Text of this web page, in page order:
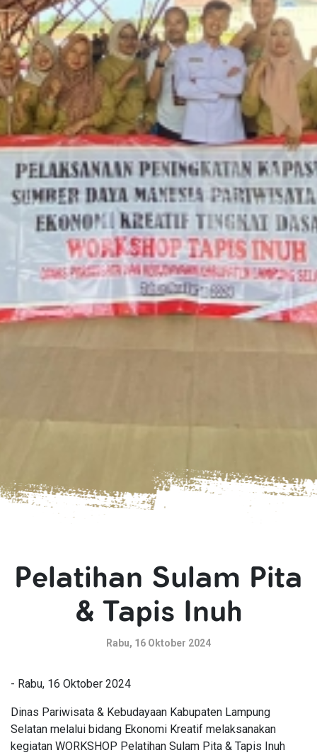
Pelatihan Sulam Pita
& Tapis Inuh
Rabu, 16 Oktober 2024
- Rabu, 16 Oktober 2024
Dinas Pariwisata & Kebudayaan Kabupaten Lampung
Selatan melalui bidang Ekonomi Kreatif melaksanakan
kegiatan WORKSHOP Pelatihan Sulam Pita & Tapis Inuh